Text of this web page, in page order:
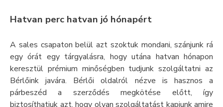
Hatvan perc hatvan jó hónapért
A sales csapaton belül azt szoktuk mondani, szánjunk rá
egy órát egy tárgyalásra, hogy utána hatvan hónapon
keresztül prémium minőségben tudjunk szolgáltatni az
Bérlőink javára. Bérlői oldalról nézve is hasznos a
párbeszéd a szerződés megkötése előtt, így
biztosíthatjuk azt, hogy olyan szolgáltatást kapjunk amire